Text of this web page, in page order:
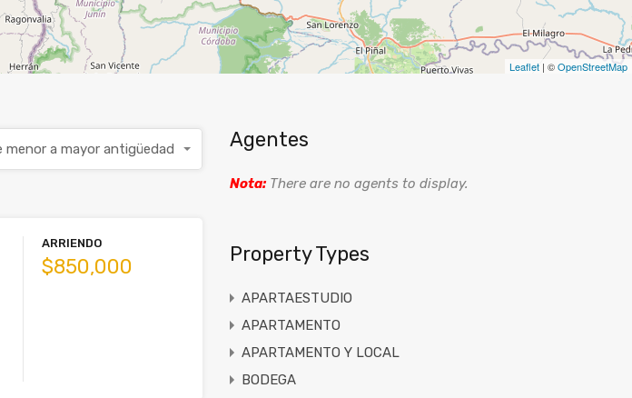
Leaflet | ©OpenStreetMap
menor a mayor antigüedad
ARRIENDO
$850,000
Agentes
Nota:There are no agents to display.
Property Types
APARTAESTUDIO
APARTAMENTO
APARTAMENTO Y LOCAL
BODEGA